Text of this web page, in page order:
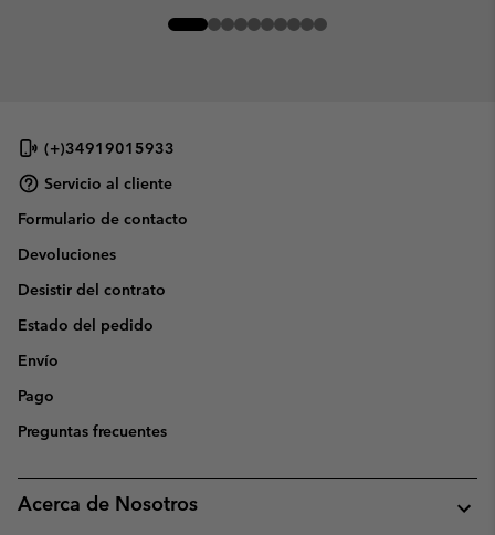
(+)34919015933
Servicio al cliente
Formulario de contacto
Devoluciones
Desistir del contrato
Estado del pedido
Envío
Pago
Preguntas frecuentes
Acerca de Nosotros